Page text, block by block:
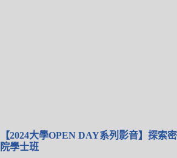
【2024大學OPEN DAY系列影音】探索
院學士班